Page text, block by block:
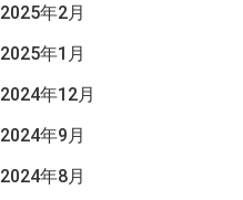
2025年2月
2025年1月
2024年12月
2024年9月
2024年8月